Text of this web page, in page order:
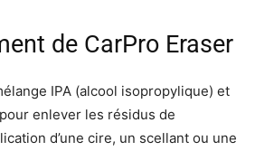
de CarPro Eraser
IPA (alcool isopropylique) et
enlever les résidus de
d’une cire, un scellant ou une